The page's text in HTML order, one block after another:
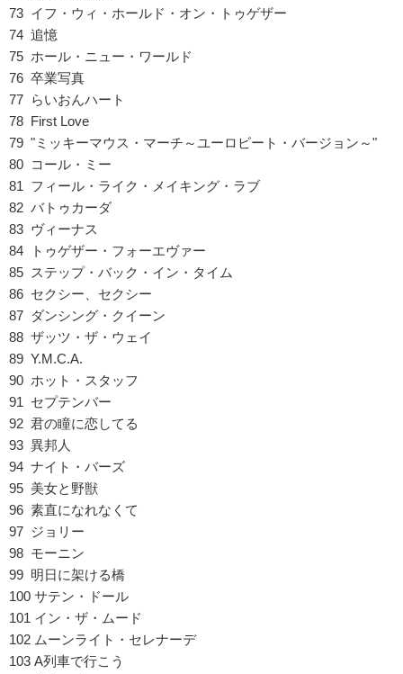
73 イフ・ウィ・ホールド・オン・トゥゲザー
74 追憶
75 ホール・ニュー・ワールド
76 卒業写真
77 らいおんハート
78 First Love
79 "ミッキーマウス・マーチ～ユーロビート・バージョン～"
80 コール・ミー
81 フィール・ライク・メイキング・ラブ
82 バトゥカーダ
83 ヴィーナス
84 トゥゲザー・フォーエヴァー
85 ステップ・バック・イン・タイム
86 セクシー、セクシー
87 ダンシング・クイーン
88 ザッツ・ザ・ウェイ
89 Y.M.C.A.
90 ホット・スタッフ
91 セプテンバー
92 君の瞳に恋してる
93 異邦人
94 ナイト・バーズ
95 美女と野獣
96 素直になれなくて
97 ジョリー
98 モーニン
99 明日に架ける橋
100 サテン・ドール
101 イン・ザ・ムード
102 ムーンライト・セレナーデ
103 A列車で行こう